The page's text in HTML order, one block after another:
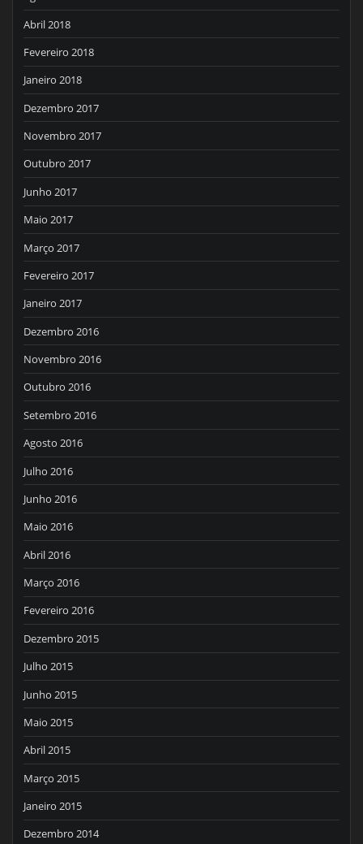
Abril 2018
Fevereiro 2018
Janeiro 2018
Dezembro 2017
Novembro 2017
Outubro 2017
Junho 2017
Maio 2017
Março 2017
Fevereiro 2017
Janeiro 2017
Dezembro 2016
Novembro 2016
Outubro 2016
Setembro 2016
Agosto 2016
Julho 2016
Junho 2016
Maio 2016
Abril 2016
Março 2016
Fevereiro 2016
Dezembro 2015
Julho 2015
Junho 2015
Maio 2015
Abril 2015
Março 2015
Janeiro 2015
Dezembro 2014